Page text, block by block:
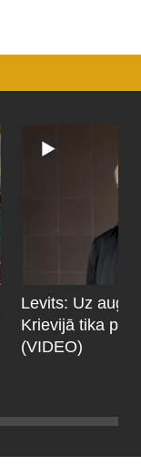
Levits: Uz
Krievijā tika
(VIDEO)